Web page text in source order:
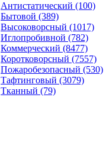
Антистатический (100)
Бытовой (389)
Высоковорсный (1017)
Иглопробивной (782)
Коммерческий (8477)
Коротковорсный (7557)
Пожаробезопасный (530)
Тафтинговый (3079)
Тканный (79)